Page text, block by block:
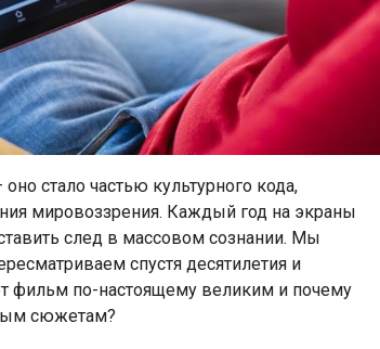
стало частью культурного кода,
мировоззрения. Каждый год на экраны
след в массовом сознании. Мы
спустя десятилетия и
фильм по-настоящему великим и почему
сюжетам?